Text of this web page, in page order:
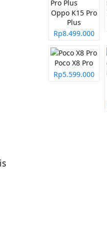
Oppo K15 Pro
Plus
Rp8.499.000
Poco X8 Pro
Rp5.599.000